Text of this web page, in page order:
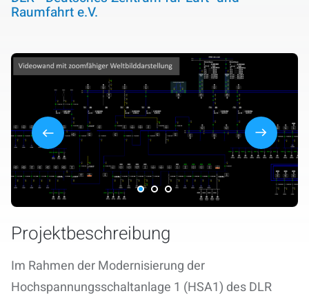
Raumfahrt e.V.
Projektbeschreibung
Im Rahmen der Modernisierung der
Hochspannungsschaltanlage 1 (HSA1) des DLR